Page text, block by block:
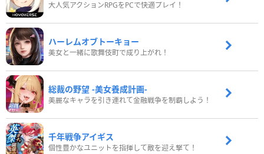
大人気アクションRPGをPCで快適プレイ！
ハーレムオブトーキョー
美女と一緒に歌舞伎町で成り上がれ！
総裁の野望 -美女養成計画-
美麗なキャラを引き連れて金融戦争を制覇しよう！
千年戦争アイギス
個性豊かなユニットを指揮して敵を迎え撃て！